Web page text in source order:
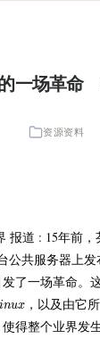
一场革命
资源资料
报道 : 15年前
公共服务器上
了一场革命。
in
，以及由它
得整个业界发